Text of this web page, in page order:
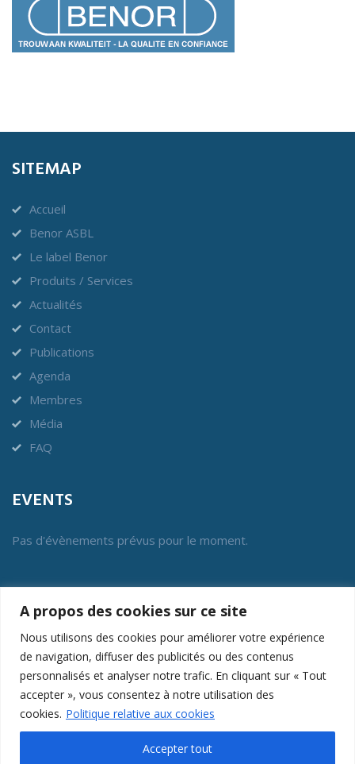
A propos des cookies sur ce site
Nous utilisons des cookies pour améliorer votre expérience
de navigation, diffuser des publicités ou des contenus
personnalisés et analyser notre trafic. En cliquant sur « Tout
accepter », vous consentez à notre utilisation des
cookies. Politique relative aux cookies
Accepter tout
SITEMAP
Accueil
Benor ASBL
Le label Benor
Produits / Services
Actualités
Contact
Publications
Agenda
Membres
Média
FAQ
EVENTS
Pas d'évènements prévus pour le moment.
BENOR
L’asbl Benor a été constituée en 2012 pour gérer ce label
collectif de conformité et pour protéger son intérêt général.
LOGIN MEMBERS